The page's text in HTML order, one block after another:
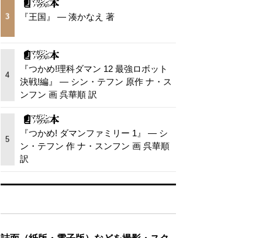
3 『王国』 — 湊かなえ 著
4
『つかめ!理科ダマン 12 最強ロボット
決戦!編』 — シン・テフン 原作 ナ・ス
ンフン 画 呉華順 訳
5
『つかめ! ダマンファミリー 1』 — シ
ン・テフン 作 ナ・スンフン 画 呉華順
訳